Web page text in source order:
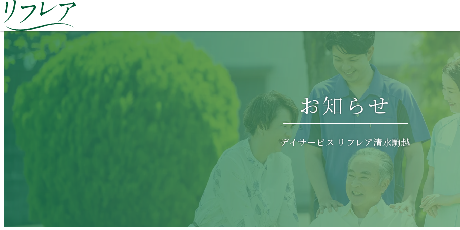
お知らせ
デイサービス リフレア清水駒越